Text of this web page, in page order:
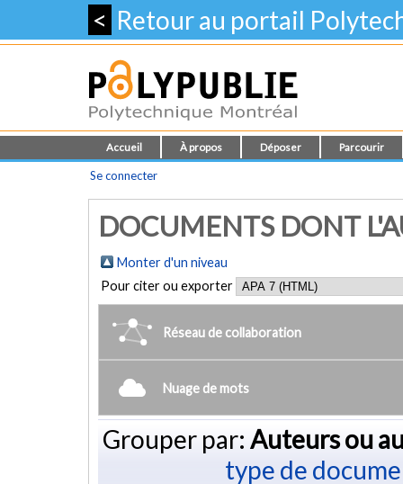
< Retour au portail
Accueil À propos Déposer Parcourir
Se connecter
DOCUMENTS DONT
Monter d'un niveau
Pour citer ou exporter
Réseau de collaboration
Nuage de mots
Grouper par: Auteurs ou
type de